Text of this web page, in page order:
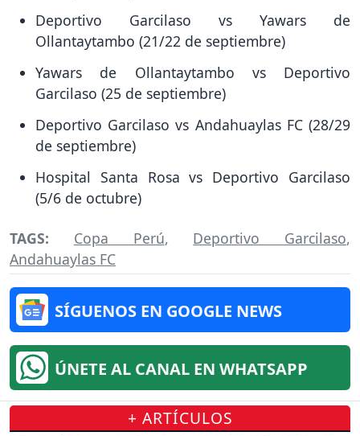
Deportivo Garcilaso vs Yawars de
Ollantaytambo (21/22 de septiembre)
Yawars de Ollantaytambo vs Deportivo
Garcilaso (25 de septiembre)
Deportivo Garcilaso vs Andahuaylas FC (28/29
de septiembre)
Hospital Santa Rosa vs Deportivo Garcilaso
(5/6 de octubre)
TAGS: Copa Perú, Deportivo Garcilaso,
Andahuaylas FC
SÍGUENOS EN GOOGLE NEWS
ÚNETE AL CANAL EN WHATSAPP
+ ARTÍCULOS